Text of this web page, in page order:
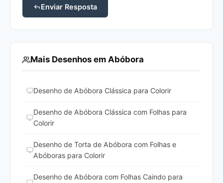
Enviar Resposta
Mais Desenhos em Abóbora
Desenho de Abóbora Clássica para Colorir
Desenho de Abóbora Clássica com Folhas para
Colorir
Desenho de Torta de Abóbora com Folhas e
Abóboras para Colorir
Desenho de Abóbora com Folhas Caindo para